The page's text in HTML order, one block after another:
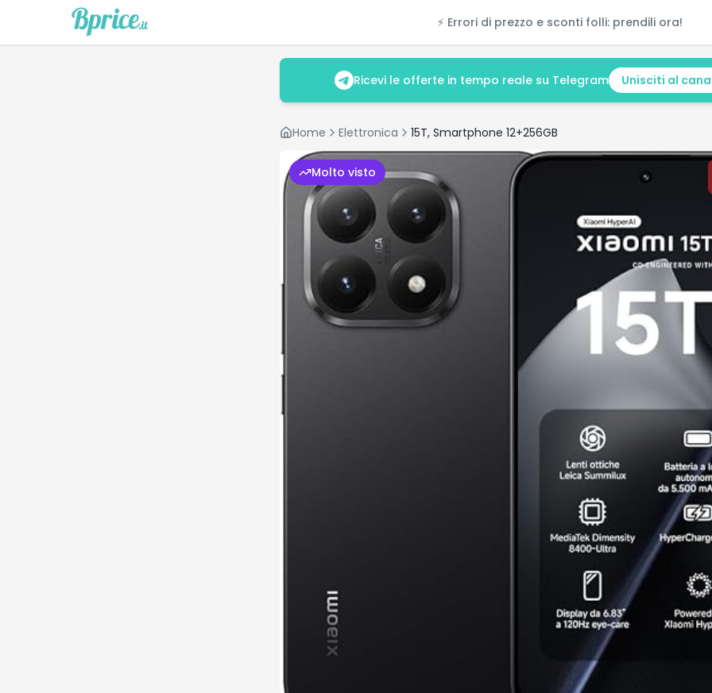
⚡ Errori di prezzo e sconti folli: prendili ora!
Ricevi le offerte in tempo reale su Telegram Unisciti al
Home Elettronica 15T, Smartphone 12+256GB
Molto visto